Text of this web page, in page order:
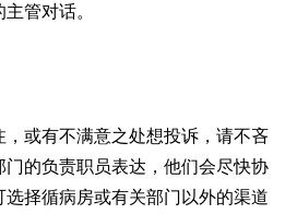
管对话。
或有不满意之处想投诉，请不吝
的负责职员表达，他们会尽快协
择循病房或有关部门以外的渠道